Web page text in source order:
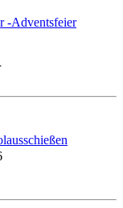
-Adventsfeier